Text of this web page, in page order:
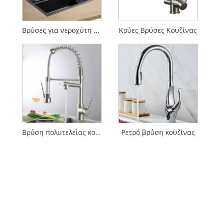
Βρύσες για νεροχύτη κουζίνας Κρύες Βρύσες Κουζίνας
Βρύση πολυτελείας κουζίνας Ρετρό βρύση κουζίνας